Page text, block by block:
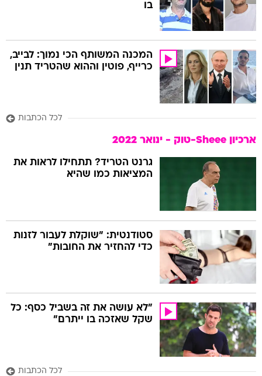
בו
המכנה המשותף הכי נמוך: לבייב,
כרייף, פוטין וההוא שהטריד תנין
לכל הכתבות
ארכיון Sheee-טוק - ינואר 2022
גרנט הטריד? תתחילו לראות את
המציאות כמו שהיא
סטודנטית: "שוקלת לעבור לזנות
כדי להחזיר את החובות"
"לא עושה את זה בשביל כסף: כל
שקל שאזכה בו ייתרם"
לכל הכתבות